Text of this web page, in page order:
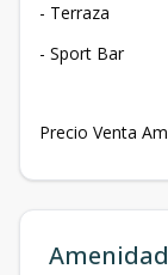
- Terraza
- Sport Bar
Precio Venta